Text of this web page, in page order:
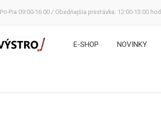
Po-Pia 09:00-16:00 / Obedňajšia prestávka: 12:00-13:00 hod.
E-SHOP NOVINKY